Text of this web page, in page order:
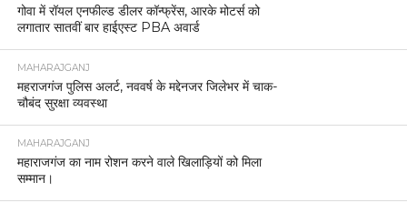
गोवा में रॉयल एनफील्ड डीलर कॉन्फ्रेंस, आरके मोटर्स को
लगातार सातवीं बार हाईएस्ट PBA अवार्ड
MAHARAJGANJ
महराजगंज पुलिस अलर्ट, नववर्ष के मद्देनजर जिलेभर में चाक-
चौबंद सुरक्षा व्यवस्था
MAHARAJGANJ
महाराजगंज का नाम रोशन करने वाले खिलाड़ियों को मिला
सम्मान।